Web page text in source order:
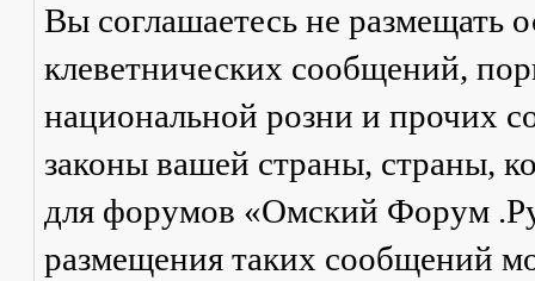
Вы соглашаетесь не размещать
клеветнических сообщений,
национальной розни и прочих
законы вашей страны, страны,
для форумов «Омский Форум
размещения таких сообщений